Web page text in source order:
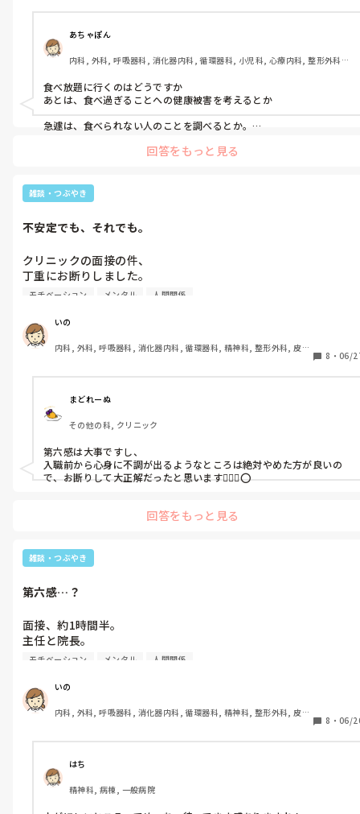
でもその努力もせず、
思った事をそのまま言って、
あからさまに周りを凍りつかせるような
発言する人って何？
一定数いますよね。
いや、ほんとに、分かってます。
自分も完璧じゃないから
他人の事をごちゃごちゃ言えない。
けど、モヤモヤしてたまらない。
イライラする。
なめられてんのかな。
選んで攻撃してる感じが。
まぁでも、自分がそっち側じゃなくて
はぁ…。
もう私のミスじゃないのに言われるの嫌だし
決めつけ説教も嫌だし、
陰でこそこそ
｢あの子にああやって注意してやったわ｣とか
確認をしてくださいよ、最低限。
腹が立つなぁ…。
自分のミスは｢エヘヘ、やっちまった｣なのに。
昔から食べる量が多くて、
看護師時代は食べたい物を食べたい時に
たくさん食べてました。
(とはいえ節制はしてました)
けど今はパートだし、
旦那に家のお金を全部出してもらってるから
食べたい物を好きに買って食べるとかは
まずすぐ旦那に言います。
｢ファミチキが食べたくなった…｣
などなど。
そう言うと、いつもなだめてくれるから
こう…今の自分の食に関する欲に使うお金が、
すごく無駄遣いのような感覚なんです。
｢食べたいなら食べてもいいと思うよ｣
と言ってくれる時もあるんです。
先程言った通り、
家のお金をしてもらってるから
自分が好きな物食べるなんてありえないって
旦那に何度も言いました。
  そんな自分が好きな物買って食べるとか
  気が引けるし罪悪感がある｣って。
そしたらいつも、
｢ただ毎日毎日ってなると自分が困るよ｣
って言ってくれます。
もう爆発寸前です、私の食欲。
仕事終わり食べて帰るとか、
休憩中食べるとか出来るんです。
あちゃぽん
内科, 外科, 呼吸器科, 消化器内科, 循環器科, 小児科, 心療内科, 整形外科,
急科, 超急性期, ICU, CCU, HCU, その他の科, ママナース, 外来, 神経内科,
脳神経外科, NICU, 消化器外科, 一般病院, 慢性期, 回復期, 終末期, オペ室,
透析, 検診・健診
食べ放題に行くのはどうですか
あとは、食べ過ぎることへの健康被害を考えるとか
急遽は、食べられない人のことを調べるとか。
アレルギーを調べるとか
結局は欲求って満たすか別の欲求に逸らすかしないと
回答をもっと見る
雑談・つぶやき
不安定でも、それでも。
クリニックの面接の件、
丁重にお断りしました。
クリニックの事を考えると
あからさまに食欲がなくなったり、
不安感が出たりと、
精神的にそわそわが止まらなかったからです。
私には看護師への復帰はまだという事なのか
ただ単にそのクリニックが合わなかったのか。
でも、この答えに後悔はありません。
本当にありがとうございます(*^^*)
いつも背中を押してもらっていて、
とっても支えられています。
今は正直、収入を増やさないと生活が
ギリギリなのですが、
心の健康が第一優先なんだなと、
改めて思った3日間でした。
収入面での不安があるのは事実。
パスタ店は今のところ辞める予定は無い。
モチベーション メンタル 人間関係
いの
内科, 外科, 呼吸器科, 消化器内科, 循環器科, 精神科, 整形外科, 皮膚
8 ・ 06/
まどれーぬ
その他の科, クリニック
第六感は大事ですし、
入職前から心身に不調が出るようなところは絶対やめた方が良いの
で、お断りして大正解だったと思います🙆🏻‍♀️⭕️
回答をもっと見る
雑談・つぶやき
第六感…？
面接、約1時間半。
主任と院長。
うわー、第一印象めっちゃ良い…って
思いました。
立派な病院で働いていて立派な経歴を
持ってらっしゃるから来てくれると嬉しい。
正看護師の免許まで取ってパスタ屋さんは
モチベーション メンタル 人間関係
いの
内科, 外科, 呼吸器科, 消化器内科, 循環器科, 精神科, 整形外科, 皮膚
8 ・ 06/
はち
精神科, 病棟, 一般病院